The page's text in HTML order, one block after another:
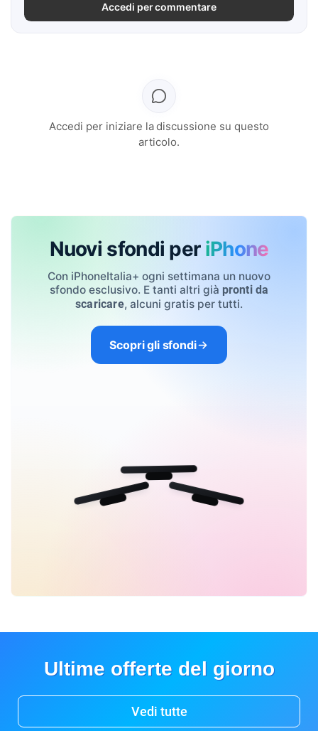
Accedi per commentare
Accedi per iniziare la discussione su questo
articolo.
Nuovi sfondi per iPhone
Con iPhoneItalia+ ogni settimana un nuovo
sfondo esclusivo. E tanti altri già pronti da
scaricare, alcuni gratis per tutti.
Scopri gli sfondi
Ultime offerte del giorno
Vedi tutte